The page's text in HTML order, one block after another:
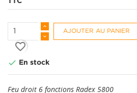
AJOUTER AU PANIER
favorite_border
 En stock
Feu droit 6 fonctions Radex 5800